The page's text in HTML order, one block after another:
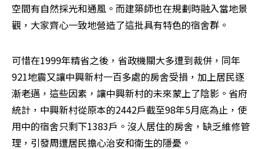
空間有自然採光和通風。而建築師也在規劃時融入當地景
觀，大家齊心一致地營造了這批具有特色的宿舍群。
可惜在1999年精省之後，省政機關大多遭到裁併，同年
921地震又讓中興新村一百多處的房舍受損，加上居民逐
漸老邁，這些因素，讓中興新村的未來蒙上了陰影。省府
統計，中興新村從原本的2442戶截至98年5月底為止，使
用中的宿舍只剩下1383戶。沒人居住的房舍，缺乏維修管
理，引發周遭居民擔心治安和衛生的隱憂。